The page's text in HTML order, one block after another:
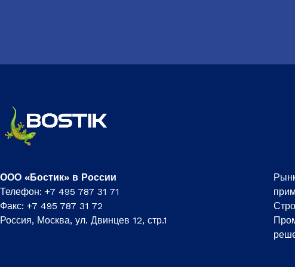
ООО «Бостик» в России
Телефон: +7 495 787 31 71
Факс: +7 495 787 31 72
Россия, Москва, ул. Двинцев 12, стр.1